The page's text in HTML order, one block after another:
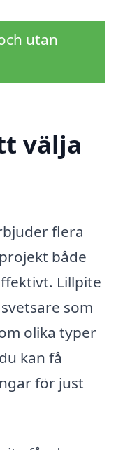
utan
välja
flera
både
Lillpite
som
olika typer
kan få
för just